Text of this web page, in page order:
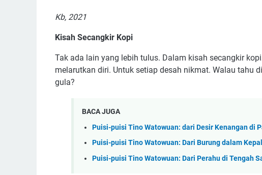
Kb, 2021
Kisah Secangkir Kopi
Tak ada lain yang lebih tulus. Dalam kisah secangkir
melarutkan diri. Untuk setiap desah nikmat. Walau tahu
gula?
BACA JUGA
Puisi-puisi Tino Watowuan: dari Desir Kenangan di
Puisi-puisi Tino Watowuan: Dari Burung dalam
Puisi-puisi Tino Watowuan: Dari Perahu di Tengah